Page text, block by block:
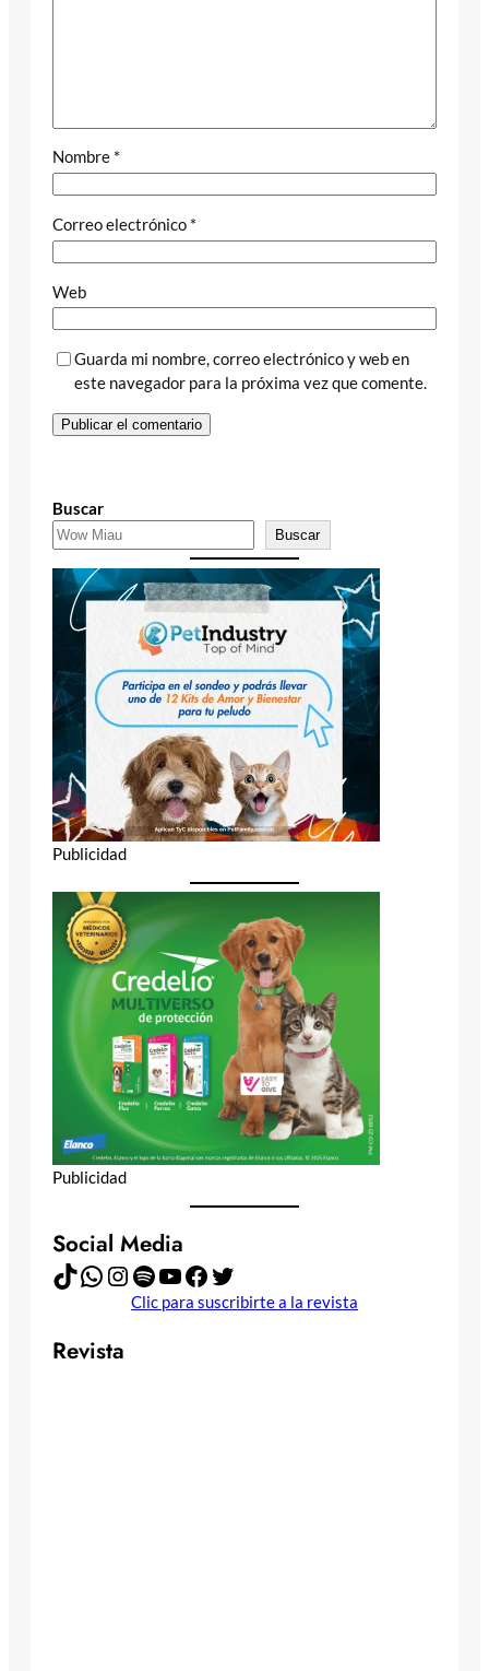
Nombre *
Correo electrónico *
Web
Guarda mi nombre, correo electrónico y web en
este navegador para la próxima vez que comente.
Buscar
Buscar
Publicidad
Publicidad
Social Media
TikTok WhatsApp Instagram Spotify YouTube Facebook Twitter
Clic para suscribirte a la revista
Revista